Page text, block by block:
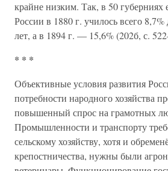
крайне низким. Так, в 50 губерниях
России в 1880 г. училось всего 8,7%
лет, а в 1894 г. — 15,6% (202б, с.
* * *
Объективные условия развития
потребности народного хозяйства
повышенный спрос на грамотных
Промышленности и транспорту
сельскому хозяйству, хотя и
крепостничества, нужны были